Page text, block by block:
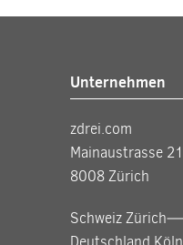
Unternehmen
zdrei.com
Mainaustrasse 21
8008 Zürich
Schweiz Zürich